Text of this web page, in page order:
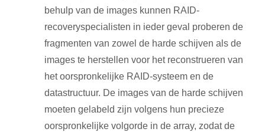
behulp van de images kunnen RAID-
recoveryspecialisten in ieder geval proberen de
fragmenten van zowel de harde schijven als de
images te herstellen voor het reconstrueren van
het oorspronkelijke RAID-systeem en de
datastructuur. De images van de harde schijven
moeten gelabeld zijn volgens hun precieze
oorspronkelijke volgorde in de array, zodat de